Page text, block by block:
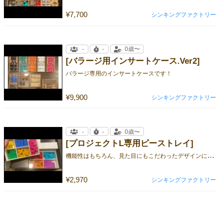
¥7,700 シンキングファクトリー
[バラージ用インサートケース.Ver2]
バラージ専用のインサートケースです！
¥9,900
- - 0歳〜
シンキングファクトリー
[プロジェクトL専用ピーストレイ]
機
能性はもちろん、見た目にもこだわったデザインになっています！
¥2,970
- - 0歳〜
シンキングファクトリー